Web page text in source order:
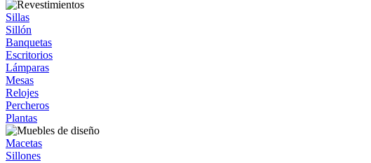
Sillas
Sillón
Banquetas
Escritorios
Lámparas
Mesas
Relojes
Percheros
Plantas
Macetas
Sillones